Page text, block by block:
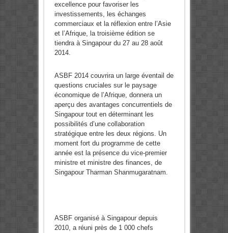
excellence pour favoriser les
investissements, les échanges
commerciaux et la réflexion entre l’Asie
et l’Afrique, la troisième édition se
tiendra à Singapour du 27 au 28 août
2014.
ASBF 2014 couvrira un large éventail de
questions cruciales sur le paysage
économique de l’Afrique, donnera un
aperçu des avantages concurrentiels de
Singapour tout en déterminant les
possibilités d’une collaboration
stratégique entre les deux régions. Un
moment fort du programme de cette
année est la présence du vice-premier
ministre et ministre des finances, de
Singapour Tharman Shanmugaratnam.
ASBF organisé à Singapour depuis
2010, a réuni près de 1 000 chefs